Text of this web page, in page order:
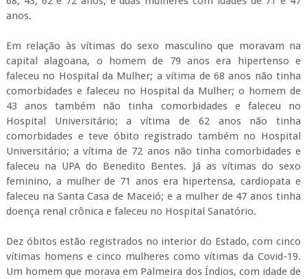
anos.
Em relação às vítimas do sexo masculino que moravam na
capital alagoana, o homem de 79 anos era hipertenso e
faleceu no Hospital da Mulher; a vítima de 68 anos não tinha
comorbidades e faleceu no Hospital da Mulher; o homem de
43 anos também não tinha comorbidades e faleceu no
Hospital Universitário; a vítima de 62 anos não tinha
comorbidades e teve óbito registrado também no Hospital
Universitário; a vítima de 72 anos não tinha comorbidades e
faleceu na UPA do Benedito Bentes. Já as vítimas do sexo
feminino, a mulher de 71 anos era hipertensa, cardiopata e
faleceu na Santa Casa de Maceió; e a mulher de 47 anos tinha
doença renal crônica e faleceu no Hospital Sanatório.
Dez óbitos estão registrados no interior do Estado, com cinco
vítimas homens e cinco mulheres como vítimas da Covid-19.
Um homem que morava em Palmeira dos Índios, com idade de